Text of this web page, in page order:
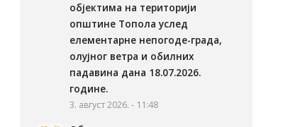
објектима на територији
општине Топола услед
елементарне непогоде-града,
олујног ветра и обилних
падавина дана 18.07.2026.
године.
3. август 2026. - 11:48